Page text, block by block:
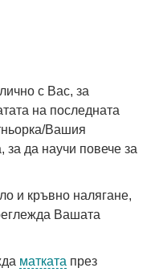
с Вас, за
на последната
Вашия
за да научи повече за
и кръвно налягане,
Вашата
матката през